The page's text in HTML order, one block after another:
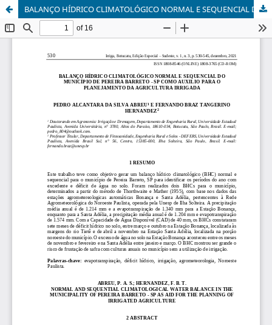
BALANÇO HÍDRICO CLIMATOLÓGICO NORMAL E SEQUENCIAL DO MUNICÍPIO DE PEREIRA BARRETO - SP COMO AUXILIO PARA O PLANEJAMENTO DA AGRICULTURA IRRIGADA